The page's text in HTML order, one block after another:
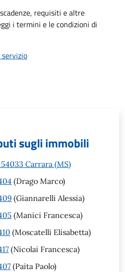
requisiti e altre
i termini e le condizioni di
sugli immobili
Carrara (MS)
(Drago Marco)
(Giannarelli Alessia)
(Manici Francesca)
(Moscatelli Elisabetta)
(Nicolai Francesca)
(Paita Paolo)